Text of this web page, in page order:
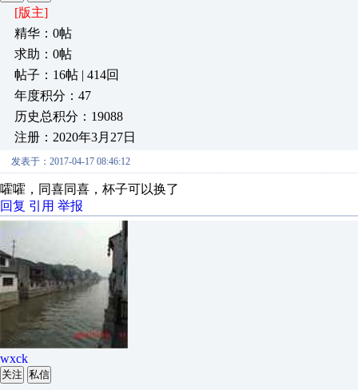
[版主]
精华：0帖
求助：0帖
帖子：16帖 | 414回
年度积分：47
历史总积分：19088
注册：2020年3月27日
发表于：2017-04-17 08:46:12
嚯嚯，同喜同喜，杯子可以换了
回复 引用 举报
wxck
关注 私信